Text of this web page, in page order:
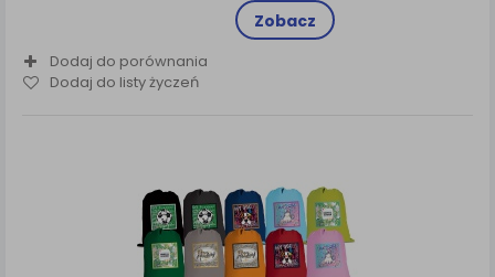
Zobacz
Dodaj do porównania
Dodaj do listy życzeń